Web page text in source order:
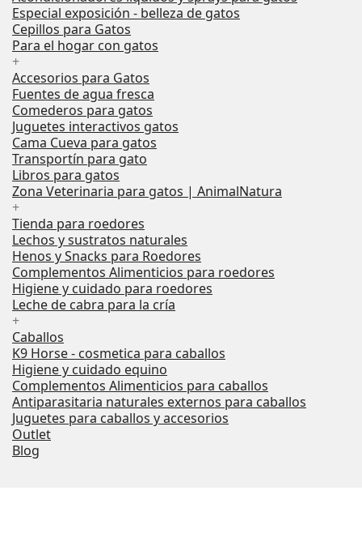
Especial exposición - belleza de gatos
Cepillos para Gatos
Para el hogar con gatos
+
Accesorios para Gatos
Fuentes de agua fresca
Comederos para gatos
Juguetes interactivos gatos
Cama Cueva para gatos
Transportín para gato
Libros para gatos
Zona Veterinaria para gatos | AnimalNatura
+
Tienda para roedores
Lechos y sustratos naturales
Henos y Snacks para Roedores
Complementos Alimenticios para roedores
Higiene y cuidado para roedores
Leche de cabra para la cría
+
Caballos
K9 Horse - cosmetica para caballos
Higiene y cuidado equino
Complementos Alimenticios para caballos
Antiparasitaria naturales externos para caballos
Juguetes para caballos y accesorios
Outlet
Blog